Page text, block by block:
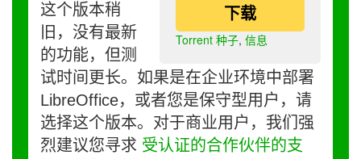
下载
Torrent 种子, 信息
这个版本稍
旧，没有最新
的功能，但测
试时间更长。如果是在企业环境中部署
LibreOffice，或者您是保守型用户，请
选择这个版本。对于商业用户，我们强
烈建议您寻求 受认证的合作伙伴的支